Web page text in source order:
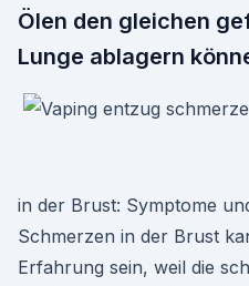
Ölen den gleichen
Lunge ablagern
in der Brust: Symptome
Schmerzen in der Brust
Erfahrung sein, weil die